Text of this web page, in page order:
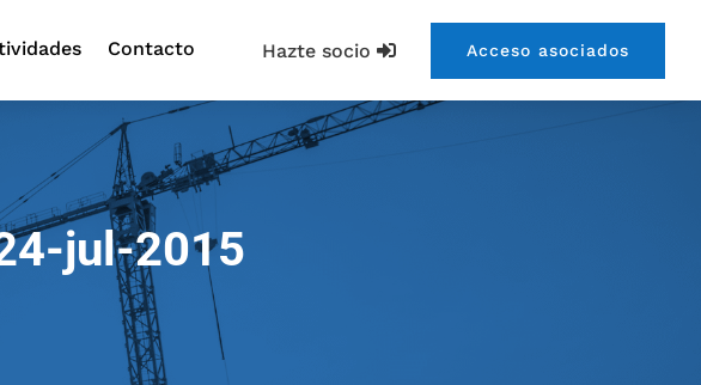
Hazte socio Acceso asociados
Contacto
jul-2015